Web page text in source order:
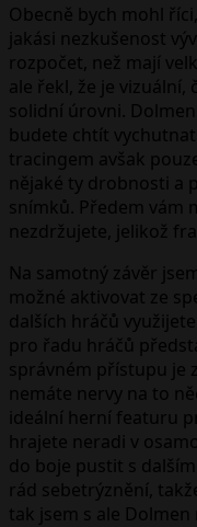
Obecně bych mohl
jakási nezkušenost
rozpočet, než mají
ale řekl, že je vizuální,
solidní úrovni.
budete chtít
tracingem avšak
nějaké ty drobnosti a
snímků. Předem vám
nezdržujete, jelikož
Na samotný závěr
možné aktivovat ze
dalších hráčů
pro řadu hráčů
správném přístupu je
nemáte nervy na to
ideální herní featuru
hrajete neradi v
do boje pustit s
rád sebetrýznění,
tak jsem s ale Dolmen